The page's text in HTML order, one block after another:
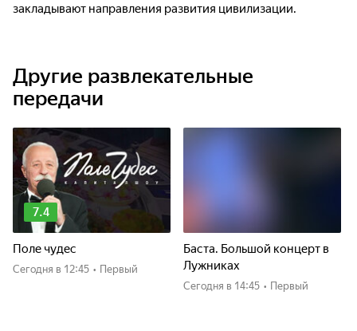
закладывают направления развития цивилизации.
Другие развлекательные
передачи
7.4
Поле чудес
Сегодня в 12:45 • Первый
Баста. Большой концерт в
Лужниках
Сегодня в 14:45 • Первый